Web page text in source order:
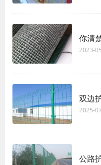
你清
2023-
双边
2025-
公路